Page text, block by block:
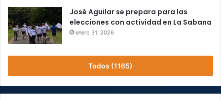
José Aguilar se prepara para las
elecciones con actividad en La Sabana
enero 31, 2026
Todos (1165)